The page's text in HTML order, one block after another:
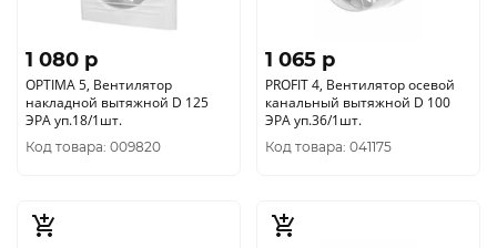
1 080 p
OPTIMA 5, Вентилятор
накладной вытяжной D 125
ЭРА уп.18/1шт.
Код товара: 009820
1 065 p
PROFIT 4, Вентилятор осевой
канальный вытяжной D 100
ЭРА уп.36/1шт.
Код товара: 041175